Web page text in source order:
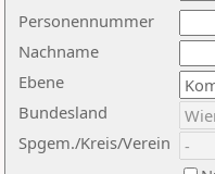
Nachname
Ebene
Personennummer
Bundesland
Spgem./Kreis/Verein